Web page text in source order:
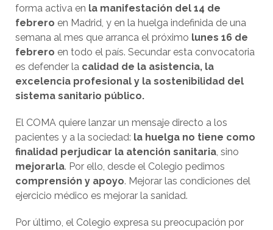
forma activa en la manifestación del 14 de
febrero en Madrid, y en la huelga indefinida de una
semana al mes que arranca el próximo lunes 16 de
febrero en todo el país. Secundar esta convocatoria
es defender la calidad de la asistencia, la
excelencia profesional y la sostenibilidad del
sistema sanitario público.
El COMA quiere lanzar un mensaje directo a los
pacientes y a la sociedad: la huelga no tiene como
finalidad perjudicar la atención sanitaria , sino
mejorarla. Por ello, desde el Colegio pedimos
comprensión y apoyo. Mejorar las condiciones del
ejercicio médico es mejorar la sanidad.
Por último, el Colegio expresa su preocupación por